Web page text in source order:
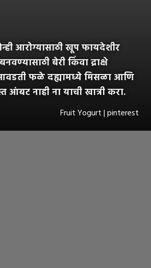
आरोग्यासाठी खूप फायदेशीर
बेरी किंवा द्राक्षे
फळे दह्यामध्ये मिसळा आणि
आंबट नाही ना याची खात्री करा.
Fruit Yogurt | pinterest